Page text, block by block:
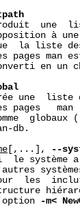
une
à
la liste
pages man
en un
une  liste
pages   man
globaux
db.
[,...], --
le système
les
-m<